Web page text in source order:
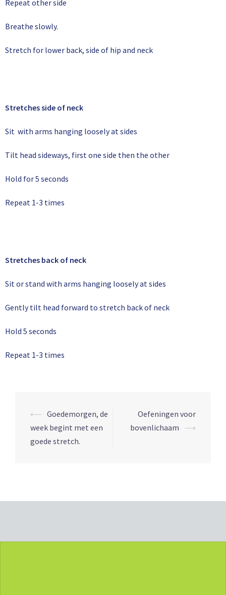
Repeat other side
Breathe slowly.
Stretch for lower back, side of hip and neck
Stretches side of neck
Sit with arms hanging loosely at sides
Tilt head sideways, first one side then the other
Hold for 5 seconds
Repeat 1-3 times
Stretches back of neck
Sit or stand with arms hanging loosely at sides
Gently tilt head forward to stretch back of neck
Hold 5 seconds
Repeat 1-3 times
⟵ Goedemorgen, de
week begint met een
goede stretch.
Oefeningen voor
bovenlichaam ⟶